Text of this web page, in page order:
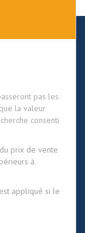
pas les
la valeur
consenti
prix de vente
à
appliqué si le